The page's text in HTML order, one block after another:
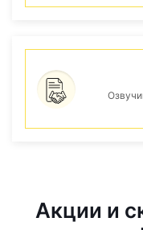
Акции и